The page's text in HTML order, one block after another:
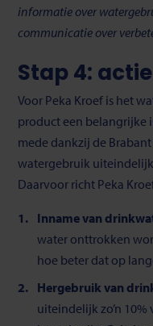
informatie over
communicatie over
Stap 4:
Voor Peka Kroef is het
product een belangrijke
mede dankzij de
watergebruik
Daarvoor richt Peka
Inname van
water onttrokken
hoe beter dat op
Hergebruik van
uiteindelijk zo’n